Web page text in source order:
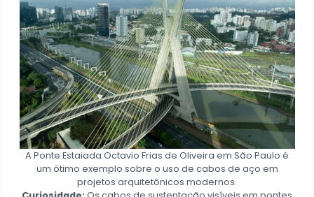
A Ponte Estaiada Octavio Frias de Oliveira em São Paulo é
um ótimo exemplo sobre o uso de cabos de aço em
projetos arquitetônicos modernos.